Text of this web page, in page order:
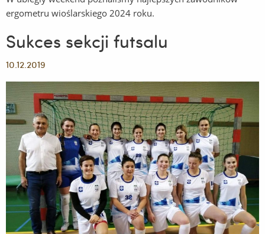
ergometru wioślarskiego 2024 roku.
Sukces sekcji futsalu
10.12.2019